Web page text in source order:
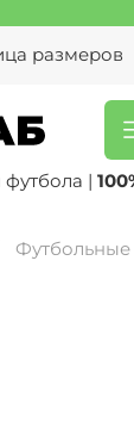
размеров
футбола |
Футбольные